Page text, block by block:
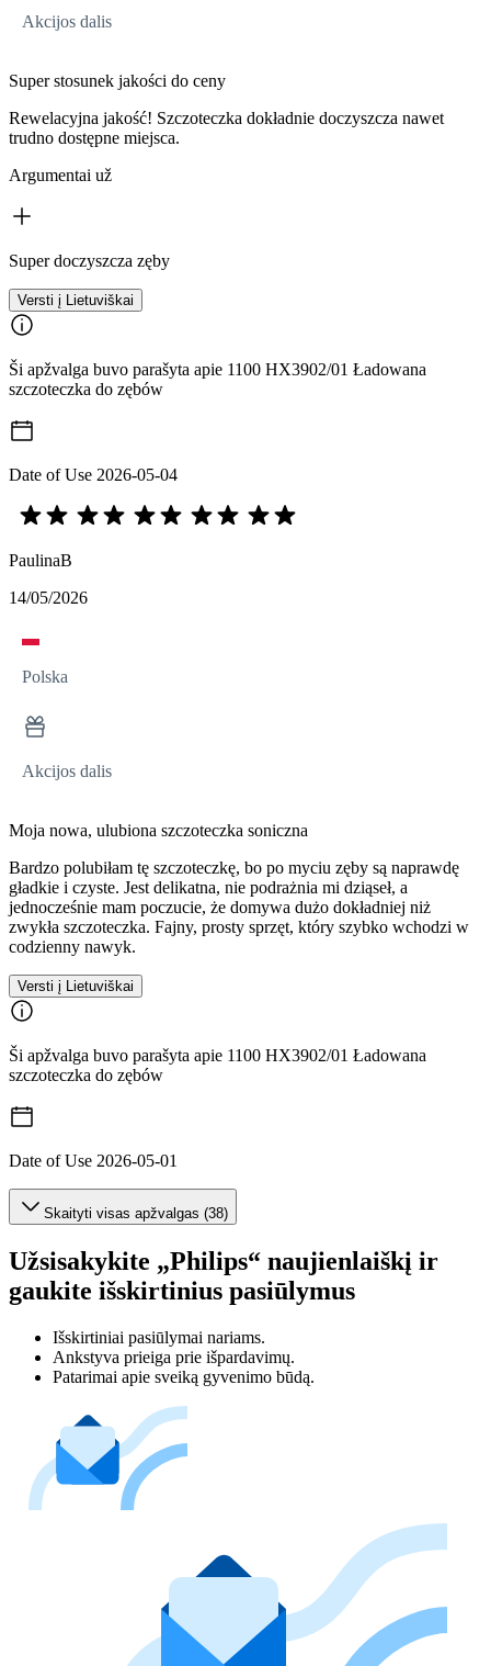
Akcijos dalis
Super stosunek jakości do ceny
Rewelacyjna jakość! Szczoteczka dokładnie doczyszcza nawet
trudno dostępne miejsca.
Argumentai už
Super doczyszcza zęby
Versti į Lietuviškai
Ši apžvalga buvo parašyta apie 1100 HX3902/01 Ładowana
szczoteczka do zębów
Date of Use 2026-05-04
PaulinaB
14/05/2026
Polska
Akcijos dalis
Moja nowa, ulubiona szczoteczka soniczna
Bardzo polubiłam tę szczoteczkę, bo po myciu zęby są naprawdę
gładkie i czyste. Jest delikatna, nie podrażnia mi dziąseł, a
jednocześnie mam poczucie, że domywa dużo dokładniej niż
zwykła szczoteczka. Fajny, prosty sprzęt, który szybko wchodzi w
codzienny nawyk.
Versti į Lietuviškai
Ši apžvalga buvo parašyta apie 1100 HX3902/01 Ładowana
szczoteczka do zębów
Date of Use 2026-05-01
Skaityti visas apžvalgas (38)
Užsisakykite „Philips“ naujienlaiškį ir
gaukite išskirtinius pasiūlymus
Išskirtiniai pasiūlymai nariams.
Ankstyva prieiga prie išpardavimų.
Patarimai apie sveiką gyvenimo būdą.